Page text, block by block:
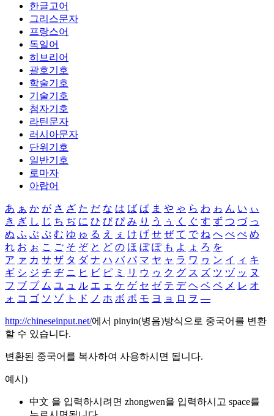
한글고어
그리스문자
프랑스어
독일어
히브리어
괄호기호
학술기호
기술기호
첨자기호
라틴문자
러시아문자
단위기호
일반기호
로마자
아랍어
あ ぁ か が さ ざ た だ な は ば ぱ ま や ゃ ら わ ゎ ん い ぃ
き ぎ し じ ち ぢ に ひ び ぴ み り う ぅ く ぐ す ず つ づ っ
ぬ ふ ぶ ぷ む ゆ ゅ る え ぇ け げ せ ぜ て で ね へ べ ぺ め
れ お ぉ こ ご そ ぞ と ど の ほ ぼ ぽ も よ ょ ろ を
ア ァ カ サ ザ タ ダ ナ ハ バ パ マ ヤ ャ ラ ワ ヮ ン イ ィ キ
ギ シ ジ チ ヂ ニ ヒ ビ ピ ミ リ ウ ゥ ク グ ス ズ ツ ヅ ッ ヌ
フ ブ プ ム ユ ュ ル エ ェ ケ ゲ セ ゼ テ デ ヘ ベ ペ メ レ オ
ォ コ ゴ ソ ゾ ト ド ノ ホ ボ ポ モ ヨ ョ ロ ヲ ―
http://chineseinput.net/에서 pinyin(병음)방식으로 중국어를 변환
할 수 있습니다.
변환된 중국어를 복사하여 사용하시면 됩니다.
예시)
中文 을 입력하시려면 zhongwen을 입력하시고 space를